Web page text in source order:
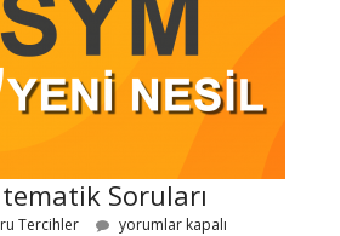
Soruları
Tercihler yorumlar kapalı